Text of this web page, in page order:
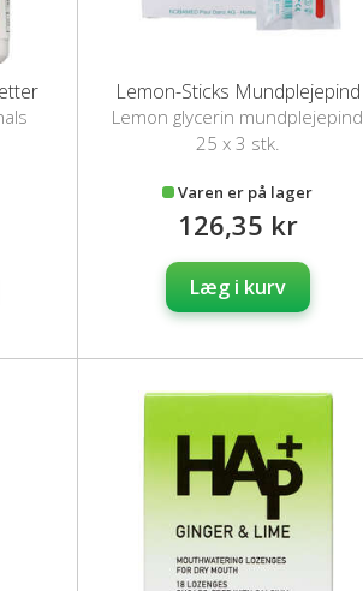
Lemon-Sticks Mundplejepind
Lemon glycerin mundplejepind
25 x 3 stk.
Varen er på lager
126,35 kr
Læg i kurv